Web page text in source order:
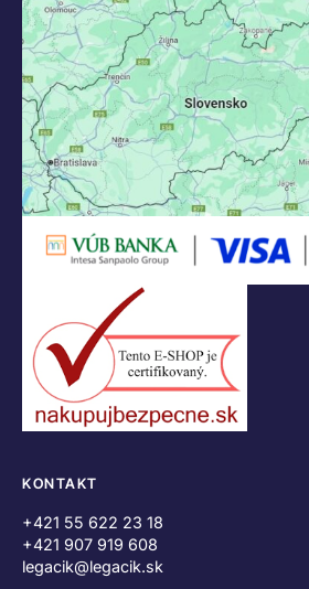
KONTAKT
+421 55 622 23 18
+421 907 919 608
legacik@legacik.sk